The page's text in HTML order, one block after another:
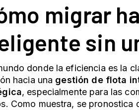
migrar
sin
donde la eficiencia es la
hacia una gestión de flota
, especialmente para las
Como muestra, se pronostica